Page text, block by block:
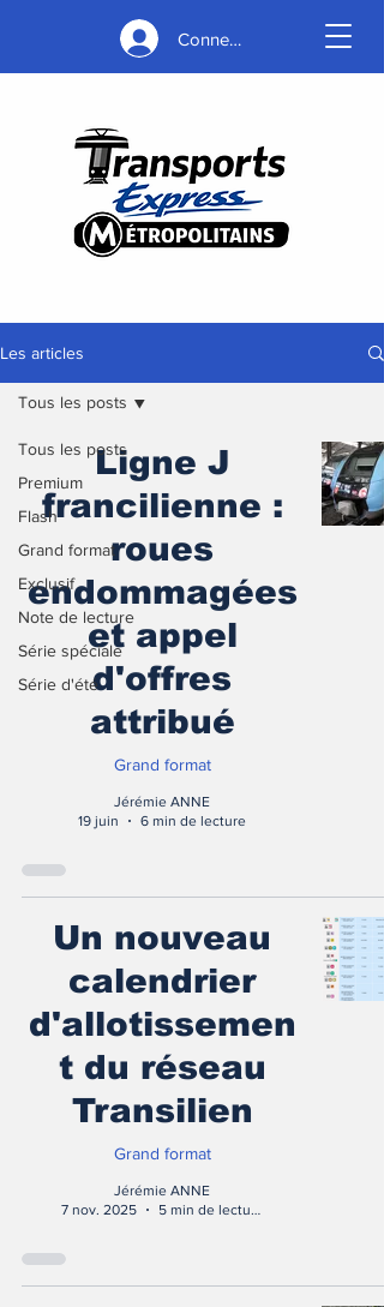
Connexion
Les articles
Tous les posts
Premium
Flash
Grand format
Exclusif
Note de lecture
Série spéciale
Série d'été
Tous les posts
Ligne J
francilienne :
roues
endommagées
et appel
d'offres
attribué
Grand format
Jérémie ANNE
19 juin
6 min de lecture
Un nouveau
calendrier
d'allotissemen
t du réseau
Transilien
Grand format
Jérémie ANNE
7 nov. 2025
5 min de lecture